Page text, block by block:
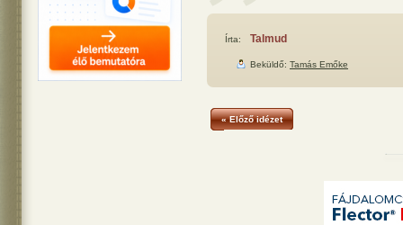
Írta: Talmud
Beküldő: Tamás Emőke
« Előző idézet